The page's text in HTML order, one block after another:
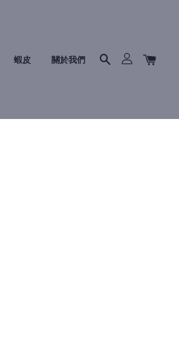
蝦皮 關於我們